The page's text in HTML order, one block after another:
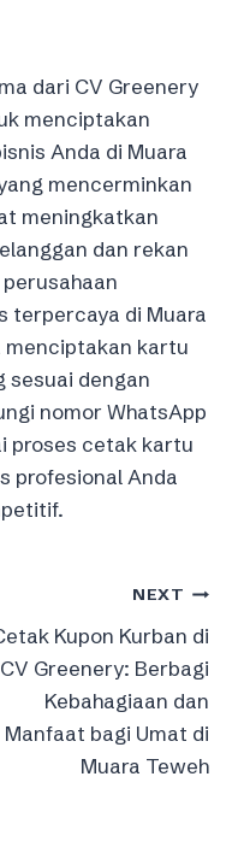
dari CV Greenery
menciptakan
Anda di Muara
mencerminkan
meningkatkan
dan rekan
terpercaya di Muara
menciptakan kartu
sesuai dengan
nomor WhatsApp
proses cetak kartu
profesional Anda
NEXT
Kupon Kurban di
CV Greenery: Berbagi
Kebahagiaan dan
Manfaat bagi Umat di
Muara Teweh